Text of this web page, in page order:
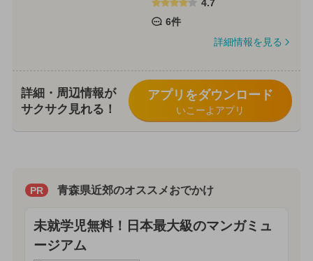
4.7
6件
詳細情報を見る
詳細・周辺情報が
サクサク見れる！
アプリをダウンロード
いこーよアプリ
PR 青森県近郊のオススメおでかけ
未就学児無料！日本最大級のマンガミュ
ージアム